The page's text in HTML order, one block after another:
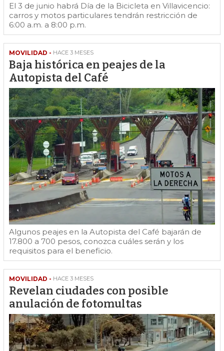
El 3 de junio habrá Día de la Bicicleta en Villavicencio:
carros y motos particulares tendrán restricción de
6:00 a.m. a 8:00 p.m.
MOVILIDAD - HACE 3 MESES
Baja histórica en peajes de la
Autopista del Café
Algunos peajes en la Autopista del Café bajarán de
17.800 a 700 pesos, conozca cuáles serán y los
requisitos para el beneficio.
MOVILIDAD - HACE 3 MESES
Revelan ciudades con posible
anulación de fotomultas